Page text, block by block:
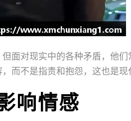
面对现实中的各种矛盾，他们
而不是指责和抱怨，这也是现
响情感